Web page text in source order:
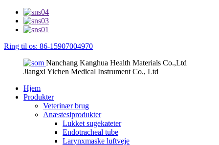
Ring til os: 86-15907004970
Nanchang Kanghua Health Materials Co.,Ltd
Jiangxi Yichen Medical Instrument Co., Ltd
Hjem
Produkter
Veterinær brug
Anæstesiprodukter
Lukket sugekateter
Endotracheal tube
Larynxmaske luftveje